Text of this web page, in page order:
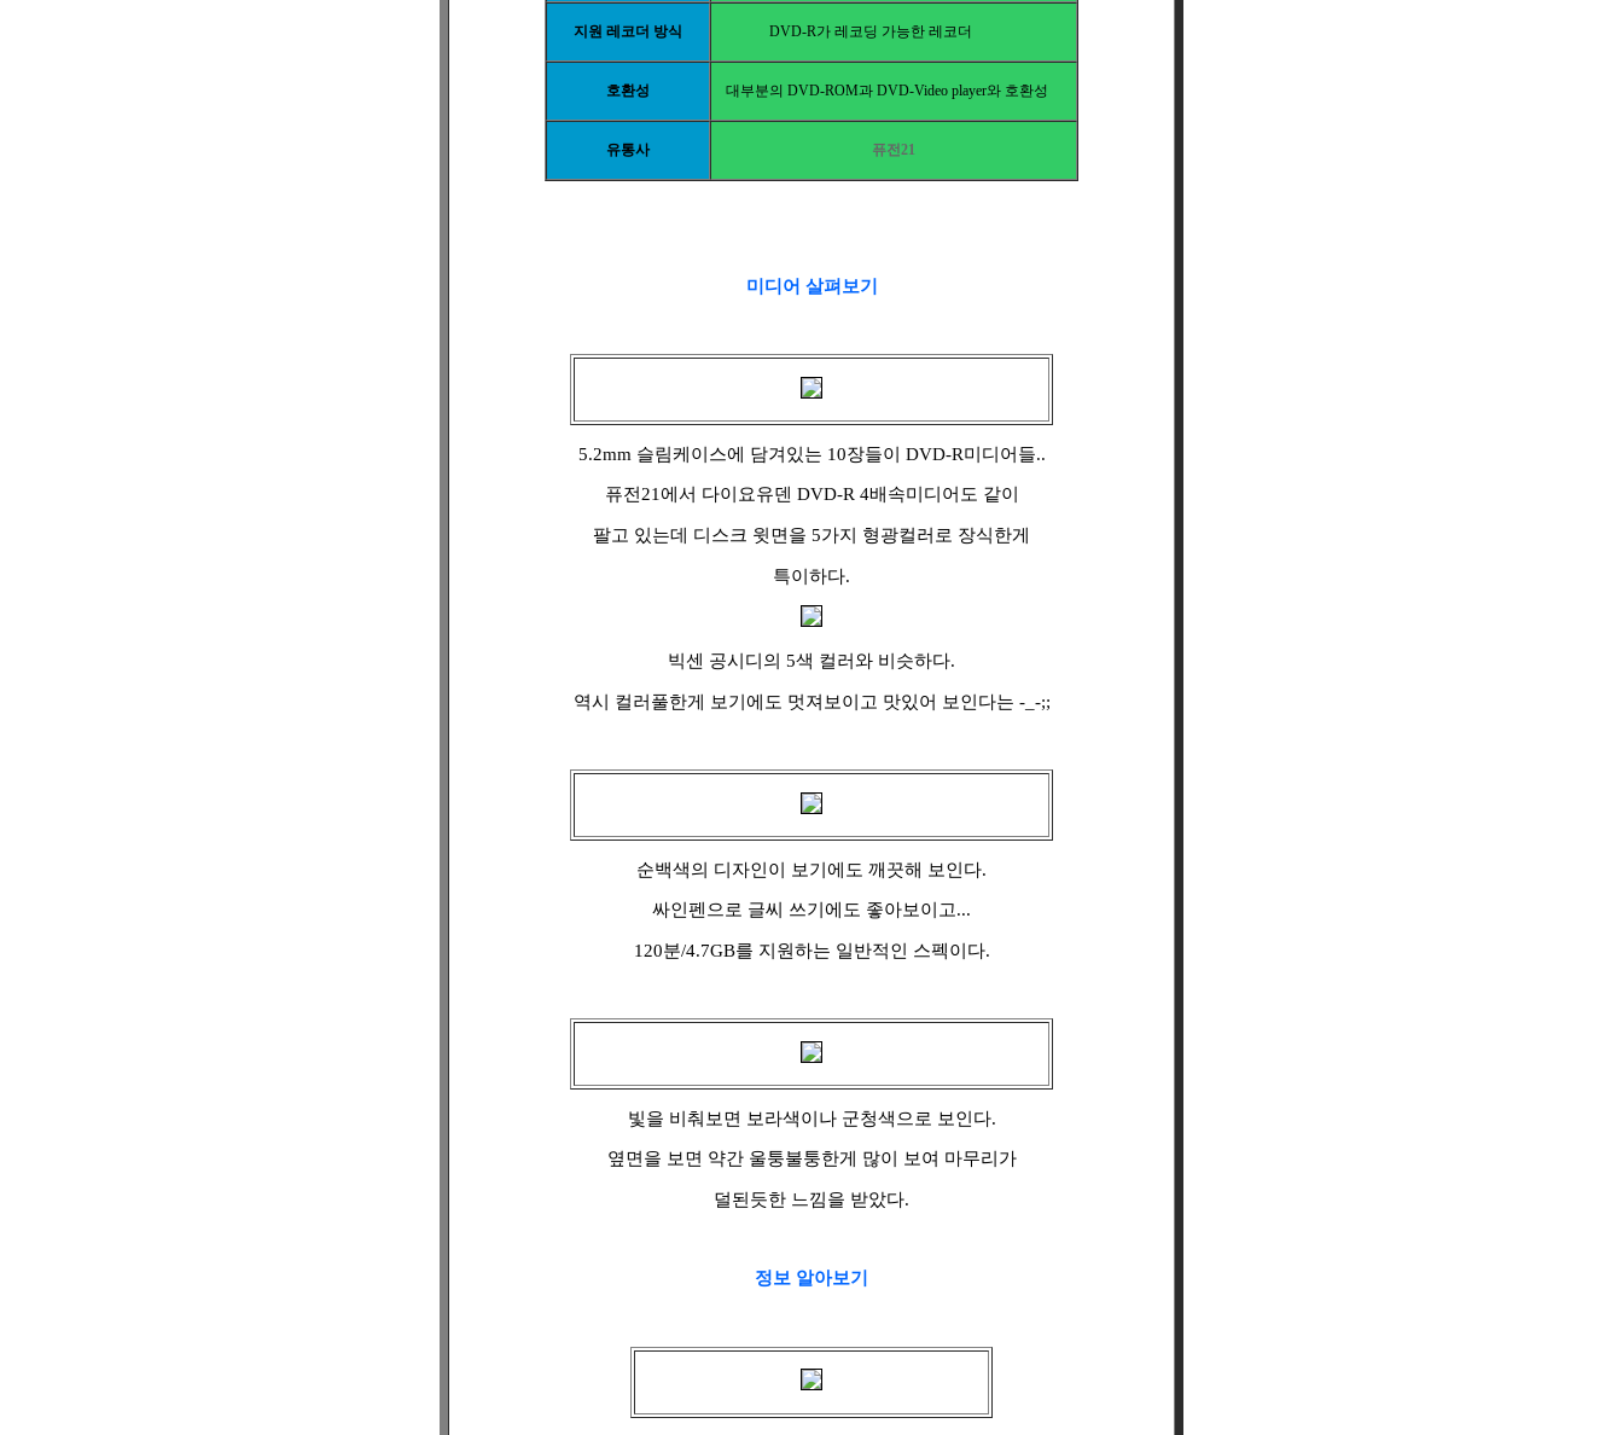
지원 레코더 방식 DVD-R가 레코딩 가능한 레코더
호환성 대부분의 DVD-ROM과 DVD-Video player와 호환성
유통사 퓨전21
미디어 살펴보기
5.2mm 슬림케이스에 담겨있는 10장들이 DVD-R미디어들..
퓨전21에서 다이요유덴 DVD-R 4배속미디어도 같이
팔고 있는데 디스크 윗면을 5가지 형광컬러로 장식한게
특이하다.
빅센 공시디의 5색 컬러와 비슷하다.
역시 컬러풀한게 보기에도 멋져보이고 맛있어 보인다는 -_-;;
순백색의 디자인이 보기에도 깨끗해 보인다.
싸인펜으로 글씨 쓰기에도 좋아보이고...
120분/4.7GB를 지원하는 일반적인 스펙이다.
빛을 비춰보면 보라색이나 군청색으로 보인다.
옆면을 보면 약간 울퉁불퉁한게 많이 보여 마무리가
덜된듯한 느낌을 받았다.
정보 알아보기